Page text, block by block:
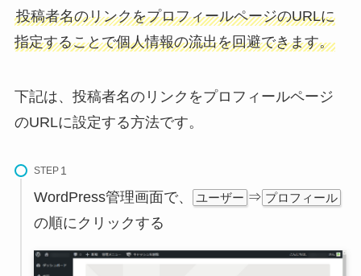
投稿者名のリンクをプロフィールページのURLに
指定することで個人情報の流出を回避できます。
下記は、投稿者名のリンクをプロフィールページ
のURLに設定する方法です。
STEP
WordPress管理画面で、 ユーザー ⇒ プロフィール
の順にクリックする